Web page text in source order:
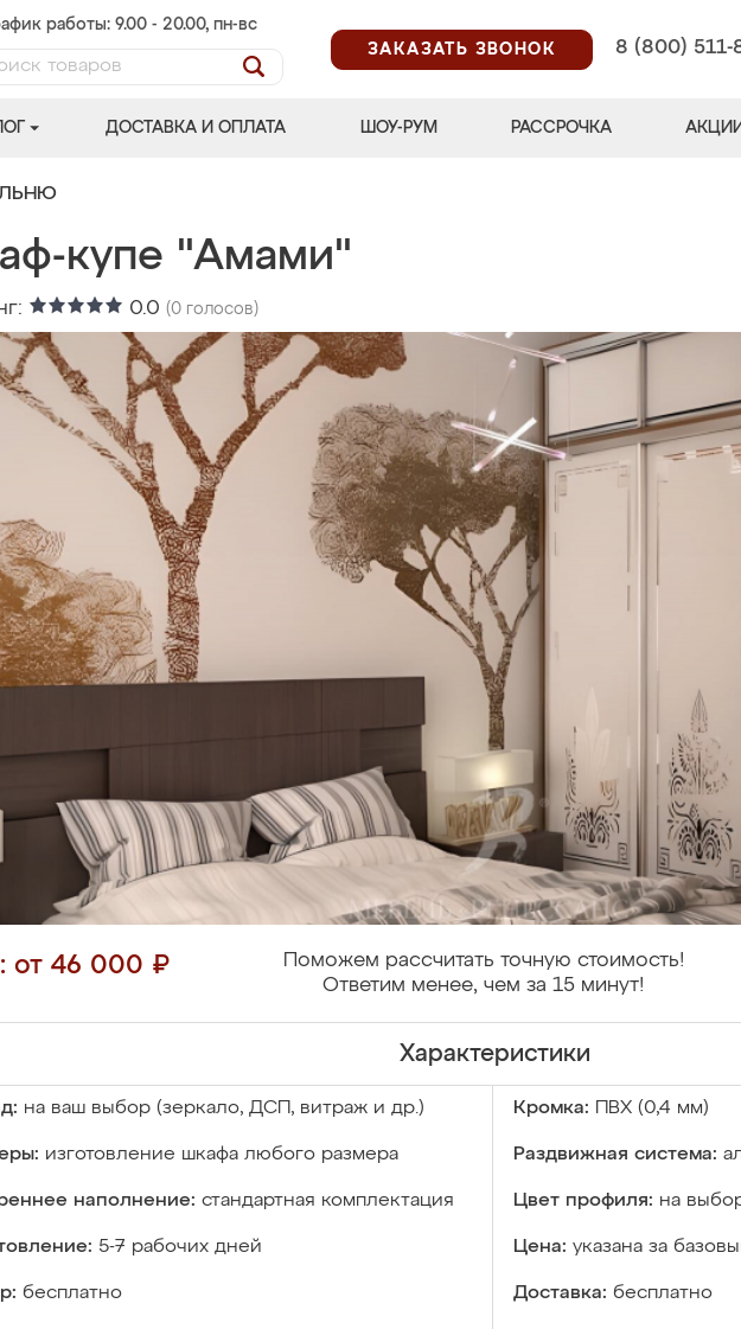
работы: 9.00 - 20.00, пн-вс
ЗАКАЗАТЬ ЗВОНОК
8 (800) 511-
ДОСТАВКА И ОПЛАТА ШОУ-РУМ РАССРОЧКА АКЦИИ
купе "Амами"
0.0 (0 голосов)
от 46 000 ₽
Поможем рассчитать точную стоимость!
Ответим менее, чем за 15 минут!
Характеристики
на ваш выбор (зеркало, ДСП, витраж и др.) Кромка: ПВХ (0,4 мм)
изготовление шкафа любого размера Раздвижная система:
наполнение: стандартная комплектация Цвет профиля: на
5-7 рабочих дней Цена: указана за
бесплатно Доставка: бесплатно